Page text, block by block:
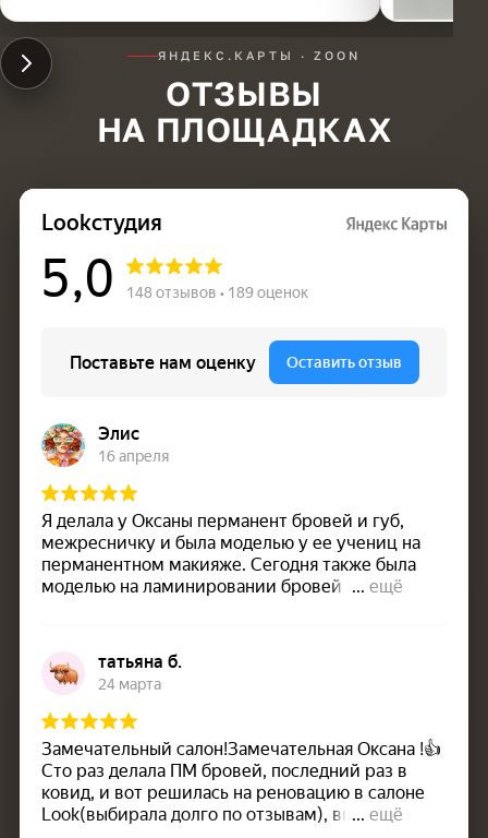
ЯНДЕКС.КАРТЫ · ZOON
ОТЗЫВЫ
НА ПЛОЩАДКАХ